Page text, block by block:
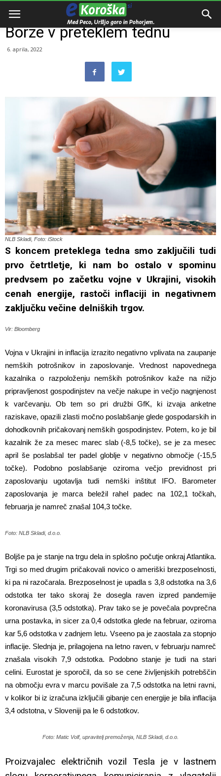
Domov Oglaševalska vsebina
Borze v preteklem tednu
6. aprila, 2022
NLB Skladi, Foto: iStock
S koncem preteklega tedna smo zaključili tudi
prvo četrtletje, ki nam bo ostalo v spominu
predvsem po začetku vojne v Ukrajini, visokih
cenah energije, rastoči inflaciji in negativnem
zaključku večine delniških trgov.
Vir: Bloomberg
Vojna v Ukrajini in inflacija izrazito negativno vplivata na zaupanje
nemških potrošnikov in zaposlovanje. Vrednost napovednega
kazalnika o razpoloženju nemških potrošnikov kaže na nižjo
pripravljenost gospodinjstev na večje nakupe in večjo nagnjenost
k varčevanju. Ob tem so pri družbi GfK, ki izvaja anketne
raziskave, opazili zlasti močno poslabšanje glede gospodarskih in
dohodkovnih pričakovanj nemških gospodinjstev. Potem, ko je bil
kazalnik že za mesec marec slab (-8,5 točke), se je za mesec
april še poslabšal ter padel globlje v negativno območje (-15,5
točke). Podobno poslabšanje oziroma večjo previdnost pri
zaposlovanju ugotavlja tudi nemški inštitut IFO. Barometer
zaposlovanja je marca beležil rahel padec na 102,1 točkah,
februarja je namreč znašal 104,3 točke.
Foto: NLB Skladi, d.o.o.
Boljše pa je stanje na trgu dela in splošno počutje onkraj Atlantika.
Trgi so med drugim pričakovali novico o ameriški brezposelnosti,
ki pa ni razočarala. Brezposelnost je upadla s 3,8 odstotka na 3,6
odstotka ter tako skoraj že dosegla raven izpred pandemije
koronavirusa (3,5 odstotka). Prav tako se je povečala povprečna
urna postavka, in sicer za 0,4 odstotka glede na februar, oziroma
kar 5,6 odstotka v zadnjem letu. Vseeno pa je zaostala za stopnjo
inflacije. Slednja je, prilagojena na letno raven, v februarju namreč
znašala visokih 7,9 odstotka. Podobno stanje je tudi na stari
celini. Eurostat je sporočil, da so se cene življenjskih potrebščin
na območju evra v marcu povišale za 7,5 odstotka na letni ravni,
v kolikor bi iz izračuna izključili gibanje cen energije je bila inflacija
3,4 odstotna, v Sloveniji pa le 6 odstotkov.
Foto: Matic Volf, upravitelj premoženja, NLB Skladi, d.o.o.
Proizvajalec električnih vozil Tesla je v lastnem